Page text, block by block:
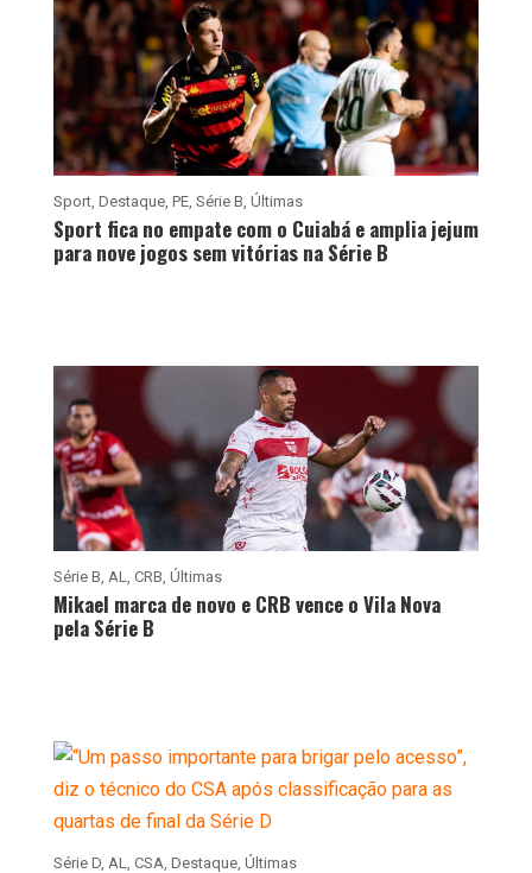
Sport, Destaque, PE, Série B Últimas
Sport fica no empate com o Cuiabá e amplia jejum
para nove jogos sem vitórias na Série B
Série B AL CRB Últimas
Mikael marca de novo e CRB vence o Vila Nova
pela Série B
Série D, AL CSA Destaque, Últimas